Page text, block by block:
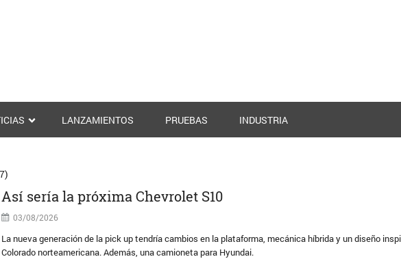
LANZAMIENTOS PRUEBAS INDUSTRIA
Así sería la próxima Chevrolet S10
03/08/2026
La nueva generación de la pick up tendría cambios en la plataforma, mecánica híbrida y un diseño
Colorado norteamericana. Además, una camioneta para Hyundai.